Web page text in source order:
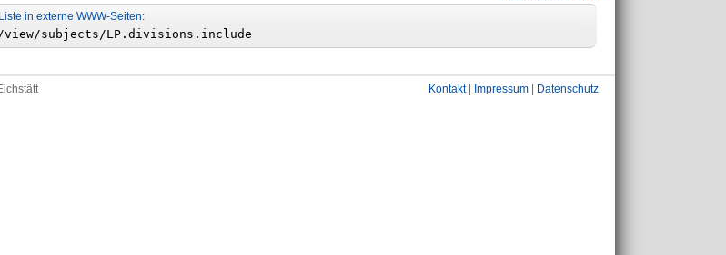
in externe WWW-Seiten:
Kontakt| Impressum Datenschutz